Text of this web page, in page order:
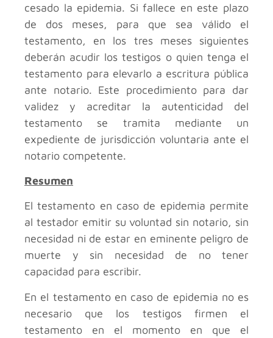
cesado la epidemia. Si fallece en este plazo
de dos meses, para que sea válido el
testamento, en los tres meses siguientes
deberán acudir los testigos o quien tenga el
testamento para elevarlo a escritura pública
ante notario. Este procedimiento para dar
validez y acreditar la autenticidad del
testamento se tramita mediante un
expediente de jurisdicción voluntaria ante el
notario competente.
Resumen
El testamento en caso de epidemia permite
al testador emitir su voluntad sin notario, sin
necesidad ni de estar en eminente peligro de
muerte y sin necesidad de no tener
capacidad para escribir.
En el testamento en caso de epidemia no es
necesario que los testigos firmen el
testamento en el momento en que el